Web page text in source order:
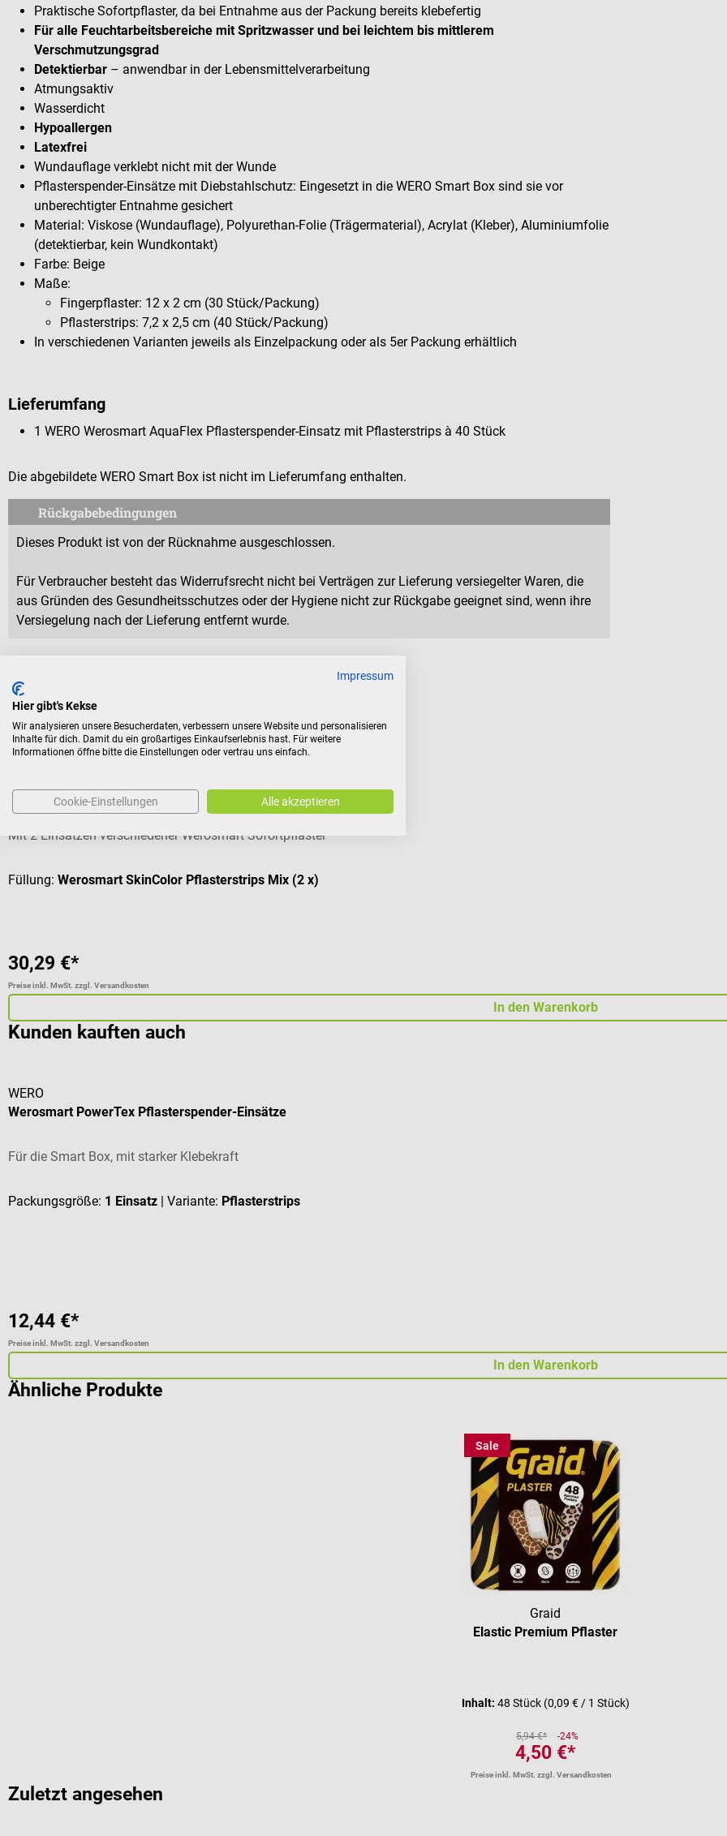
Praktische Sofortpflaster, da bei Entnahme aus der Packung bereits klebefertig
Für alle Feuchtarbeitsbereiche mit Spritzwasser und bei leichtem bis mittlerem
Verschmutzungsgrad
Detektierbar – anwendbar in der Lebensmittelverarbeitung
Atmungsaktiv
Wasserdicht
Hypoallergen
Latexfrei
Wundauflage verklebt nicht mit der Wunde
Pflasterspender-Einsätze mit Diebstahlschutz: Eingesetzt in die WERO Smart Box sind sie vor
unberechtigter Entnahme gesichert
Material: Viskose (Wundauflage), Polyurethan-Folie (Trägermaterial), Acrylat (Kleber), Aluminiumfolie
(detektierbar, kein Wundkontakt)
Farbe: Beige
Maße:
Fingerpflaster: 12 x 2 cm (30 Stück/Packung)
Pflasterstrips: 7,2 x 2,5 cm (40 Stück/Packung)
In verschiedenen Varianten jeweils als Einzelpackung oder als 5er Packung erhältlich
Lieferumfang
1 WERO Werosmart AquaFlex Pflasterspender-Einsatz mit Pflasterstrips à 40 Stück
Die abgebildete WERO Smart Box ist nicht im Lieferumfang enthalten.
Rückgabebedingungen
Dieses Produkt ist von der Rücknahme ausgeschlossen.
Für Verbraucher besteht das Widerrufsrecht nicht bei Verträgen zur Lieferung versiegelter Waren, die
aus Gründen des Gesundheitsschutzes oder der Hygiene nicht zur Rückgabe geeignet sind, wenn ihre
Versiegelung nach der Lieferung entfernt wurde.
Zubehör
Smart Box Pflasterspender gefüllt
Mit 2 Einsätzen verschiedener Werosmart Sofortpflaster
Füllung: Werosmart SkinColor Pflasterstrips Mix (2 x)
30,29 €*
Preise inkl. MwSt. zzgl. Versandkosten
In den Warenkorb
Kunden kauften auch
WERO
Werosmart PowerTex Pflasterspender-Einsätze
Für die Smart Box, mit starker Klebekraft
Packungsgröße: 1 Einsatz | Variante: Pflasterstrips
12,44 €*
Preise inkl. MwSt. zzgl. Versandkosten
In den Warenkorb
Ähnliche Produkte
Sale
Graid
Elastic Premium Pflaster
Inhalt: 48 Stück (0,09 € / 1 Stück)
5,94 €* -24%
4,50 €*
Preise inkl. MwSt. zzgl. Versandkosten
Zuletzt angesehen
Impressum
Hier gibt's Kekse
Wir analysieren unsere Besucherdaten, verbessern unsere Website und personalisieren
Inhalte für dich. Damit du ein großartiges Einkaufserlebnis hast. Für weitere
Informationen öffne bitte die Einstellungen oder vertrau uns einfach.
Cookie-Einstellungen Alle akzeptieren